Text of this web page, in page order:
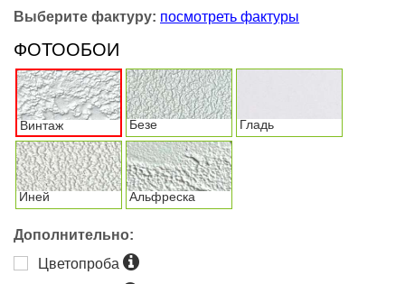
Выберите фактуру: посмотреть фактуры
ФОТООБОИ
Винтаж Безе Гладь
Иней Альфреска
Дополнительно:
Цветопроба